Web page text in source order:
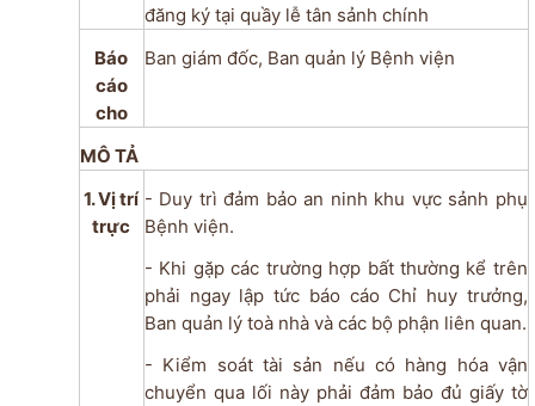
đăng ký tại quầy lễ tân sảnh chính
Báo
cáo
cho
Ban giám đốc, Ban quản lý Bệnh viện
MÔ TẢ
1. Vị trí
trực
- Duy trì đảm bảo an ninh khu vực sảnh phụ
Bệnh viện.
- Khi gặp các trường hợp bất thường kể trên
phải ngay lập tức báo cáo Chỉ huy trưởng,
Ban quản lý toà nhà và các bộ phận liên quan.
- Kiểm soát tài sản nếu có hàng hóa vận
chuyển qua lối này phải đảm bảo đủ giấy tờ